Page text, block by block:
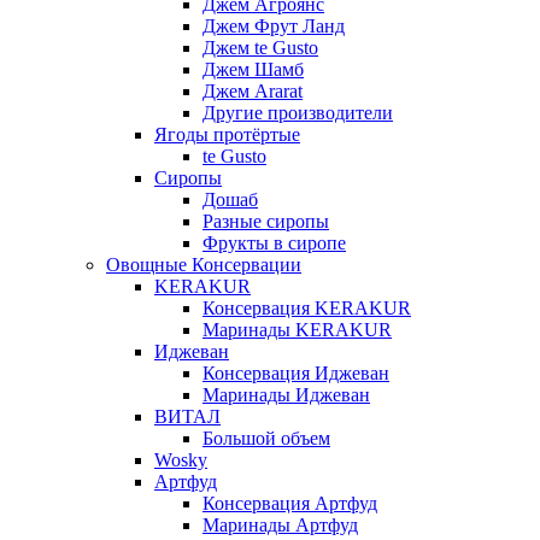
Джем Агроянс
Джем Фрут Ланд
Джем te Gusto
Джем Шамб
Джем Ararat
Другие производители
Ягоды протёртые
te Gusto
Сиропы
Дошаб
Разные сиропы
Фрукты в сиропе
Овощные Консервации
KERAKUR
Консервация KERAKUR
Маринады KERAKUR
Иджеван
Консервация Иджеван
Маринады Иджеван
ВИТАЛ
Большой объем
Wosky
Артфуд
Консервация Артфуд
Маринады Артфуд